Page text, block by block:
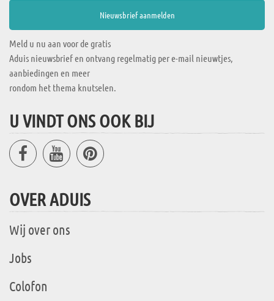
Meld u nu aan voor de gratis
Aduis nieuwsbrief en ontvang regelmatig per e-mail nieuwtjes,
aanbiedingen en meer
rondom het thema knutselen.
U VINDT ONS OOK BIJ
OVER ADUIS
Wij over ons
Jobs
Colofon